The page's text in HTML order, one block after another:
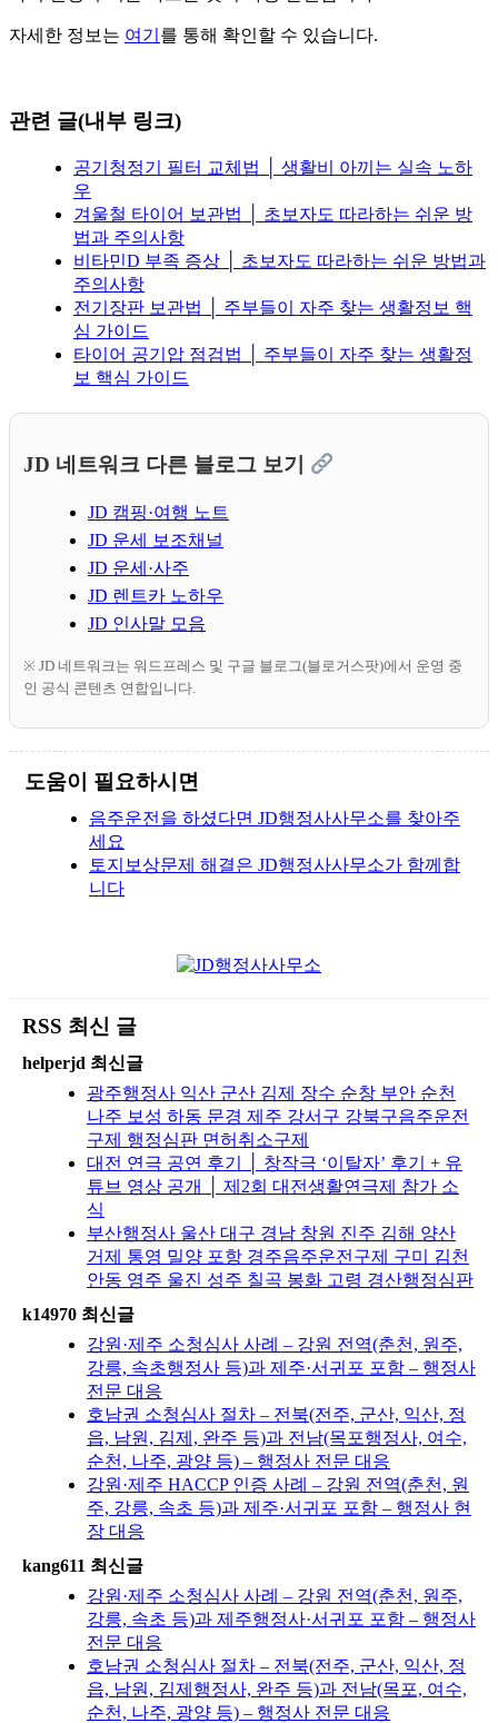
자세한 정보는 여기 를 통해 확인할 수 있습니다.
관련 글(내부 링크)
공기청정기 필터 교체법 │ 생활비 아끼는 실속 노하
우
겨울철 타이어 보관법 │ 초보자도 따라하는 쉬운 방
법과 주의사항
비타민D 부족 증상 │ 초보자도 따라하는 쉬운 방법과
주의사항
전기장판 보관법 │ 주부들이 자주 찾는 생활정보 핵
심 가이드
타이어 공기압 점검법 │ 주부들이 자주 찾는 생활정
보 핵심 가이드
JD 네트워크 다른 블로그 보기
JD 캠핑·여행 노트
JD 운세 보조채널
JD 운세·사주
JD 렌트카 노하우
JD 인사말 모음
※ JD 네트워크는 워드프레스 및 구글 블로그(블로거스팟)에서 운영 중
인 공식 콘텐츠 연합입니다.
도움이 필요하시면
음주운전을 하셨다면 JD행정사사무소를 찾아주
세요
토지보상문제 해결은 JD행정사사무소가 함께합
니다
RSS 최신 글
helperjd 최신글
광주행정사 익산 군산 김제 장수 순창 부안 순천
나주 보성 하동 문경 제주 강서구 강북구음주운전
구제 행정심판 면허취소구제
대전 연극 공연 후기 │ 창작극 ‘이탈자’ 후기 + 유
튜브 영상 공개 │ 제2회 대전생활연극제 참가 소
식
부산행정사 울산 대구 경남 창원 진주 김해 양산
거제 통영 밀양 포항 경주음주운전구제 구미 김천
안동 영주 울진 성주 칠곡 봉화 고령 경산행정심판
k14970 최신글
강원·제주 소청심사 사례 – 강원 전역(춘천, 원주,
강릉, 속초행정사 등)과 제주·서귀포 포함 – 행정사
전문 대응
호남권 소청심사 절차 – 전북(전주, 군산, 익산, 정
읍, 남원, 김제, 완주 등)과 전남(목포행정사, 여수,
순천, 나주, 광양 등) – 행정사 전문 대응
강원·제주 HACCP 인증 사례 – 강원 전역(춘천, 원
주, 강릉, 속초 등)과 제주·서귀포 포함 – 행정사 현
장 대응
kang611 최신글
강원·제주 소청심사 사례 – 강원 전역(춘천, 원주,
강릉, 속초 등)과 제주행정사·서귀포 포함 – 행정사
전문 대응
호남권 소청심사 절차 – 전북(전주, 군산, 익산, 정
읍, 남원, 김제행정사, 완주 등)과 전남(목포, 여수,
순천, 나주, 광양 등) – 행정사 전문 대응